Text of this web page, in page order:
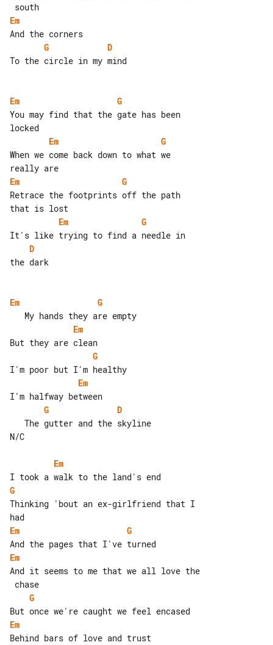
Em
G
D
To the circle in my mind
Em
G
You may find that the gate has been
Em
G
When we come back down to what we
Em
G
Retrace the footprints off the path
Em
G
D
the dark
Em
G
Em
G
Em
G
D
N/C
Em
G
Thinking 'bout an ex-girlfriend that I
Em
G
Em
And it seems to me that we all love the
G
Em